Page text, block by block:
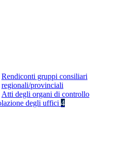
Rendiconti gruppi consiliari
regionali/provinciali
Atti degli organi di controllo
degli uffici 4